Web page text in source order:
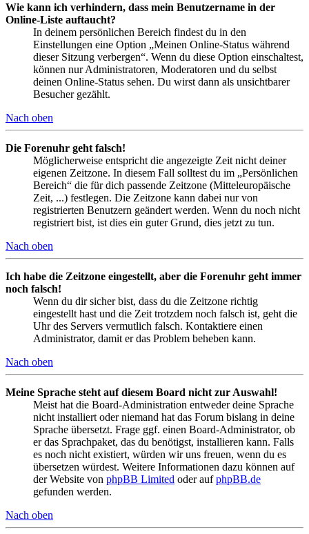
Wie kann ich verhindern, dass mein Benutzername in der
Online-Liste auftaucht?
In deinem persönlichen Bereich findest du in den
Einstellungen eine Option „Meinen Online-Status während
dieser Sitzung verbergen“. Wenn du diese Option einschaltest,
können nur Administratoren, Moderatoren und du selbst
deinen Online-Status sehen. Du wirst dann als unsichtbarer
Besucher gezählt.
Nach oben
Die Forenuhr geht falsch!
Möglicherweise entspricht die angezeigte Zeit nicht deiner
eigenen Zeitzone. In diesem Fall solltest du im „Persönlichen
Bereich“ die für dich passende Zeitzone (Mitteleuropäische
Zeit, ...) festlegen. Die Zeitzone kann dabei nur von
registrierten Benutzern geändert werden. Wenn du noch nicht
registriert bist, ist dies ein guter Grund, dies jetzt zu tun.
Nach oben
Ich habe die Zeitzone eingestellt, aber die Forenuhr geht immer
noch falsch!
Wenn du dir sicher bist, dass du die Zeitzone richtig
eingestellt hast und die Zeit trotzdem noch falsch ist, geht die
Uhr des Servers vermutlich falsch. Kontaktiere einen
Administrator, damit er das Problem beheben kann.
Nach oben
Meine Sprache steht auf diesem Board nicht zur Auswahl!
Meist hat die Board-Administration entweder deine Sprache
nicht installiert oder niemand hat das Forum bislang in deine
Sprache übersetzt. Frage ggf. einen Board-Administrator, ob
er das Sprachpaket, das du benötigst, installieren kann. Falls
es noch nicht existiert, würden wir uns freuen, wenn du es
übersetzen würdest. Weitere Informationen dazu können auf
der Website von phpBB Limited oder aufphpBB.de
gefunden werden.
Nach oben